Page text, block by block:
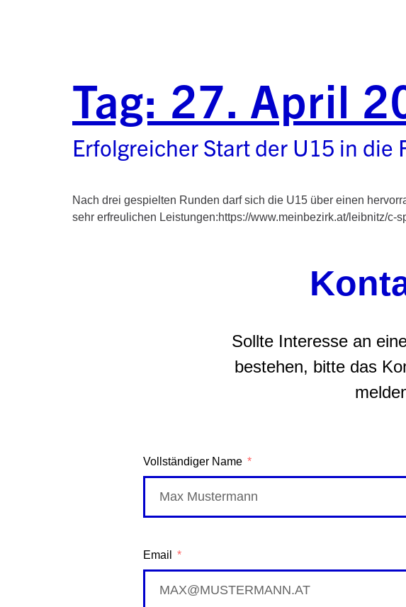
Tag: 27. April
Erfolgreicher Start der U15 in die
Nach drei gespielten Runden darf sich die U15 über einen
sehr erfreulichen Leistungen:https://www.meinbezirk.at/leibnitz/
Sollte Interesse an
bestehen, bitte das
Vollständiger Name
Email